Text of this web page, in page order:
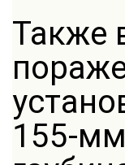
Также
155-